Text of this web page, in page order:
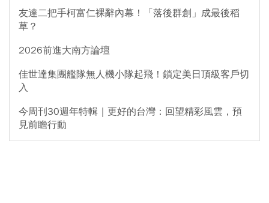
友達二把手柯富仁裸辭內幕！「落後群創」成最後稻
草？
2026前進大南方論壇
佳世達集團艦隊無人機小隊起飛！鎖定美日頂級客戶切
入
今周刊30週年特輯｜更好的台灣：回望精彩風雲，預
見前瞻行動